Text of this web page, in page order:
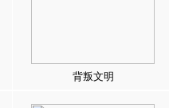
背叛文明